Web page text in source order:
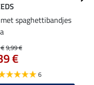
spaghettibandjes
9,99 €
€
6